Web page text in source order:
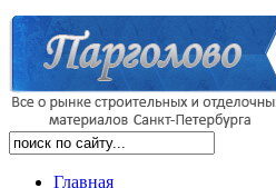
Главная